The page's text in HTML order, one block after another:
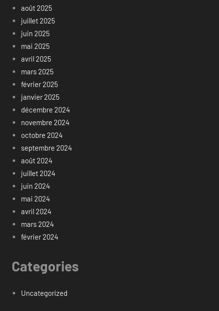
août 2025
juillet 2025
juin 2025
mai 2025
avril 2025
mars 2025
février 2025
janvier 2025
décembre 2024
novembre 2024
octobre 2024
septembre 2024
août 2024
juillet 2024
juin 2024
mai 2024
avril 2024
mars 2024
février 2024
Categories
Uncategorized